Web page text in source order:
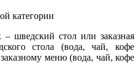
категории
– шведский стол или заказная
стола (вода, чай, кофе
меню (вода, чай, кофе